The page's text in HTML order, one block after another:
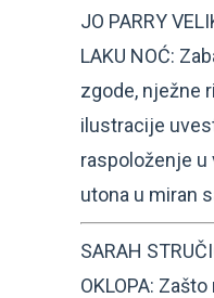
JO PARRY
LAKU NOĆ:
zgode, nježne
ilustracije
raspoloženje
utona u miran
SARAH
OKLOPA: